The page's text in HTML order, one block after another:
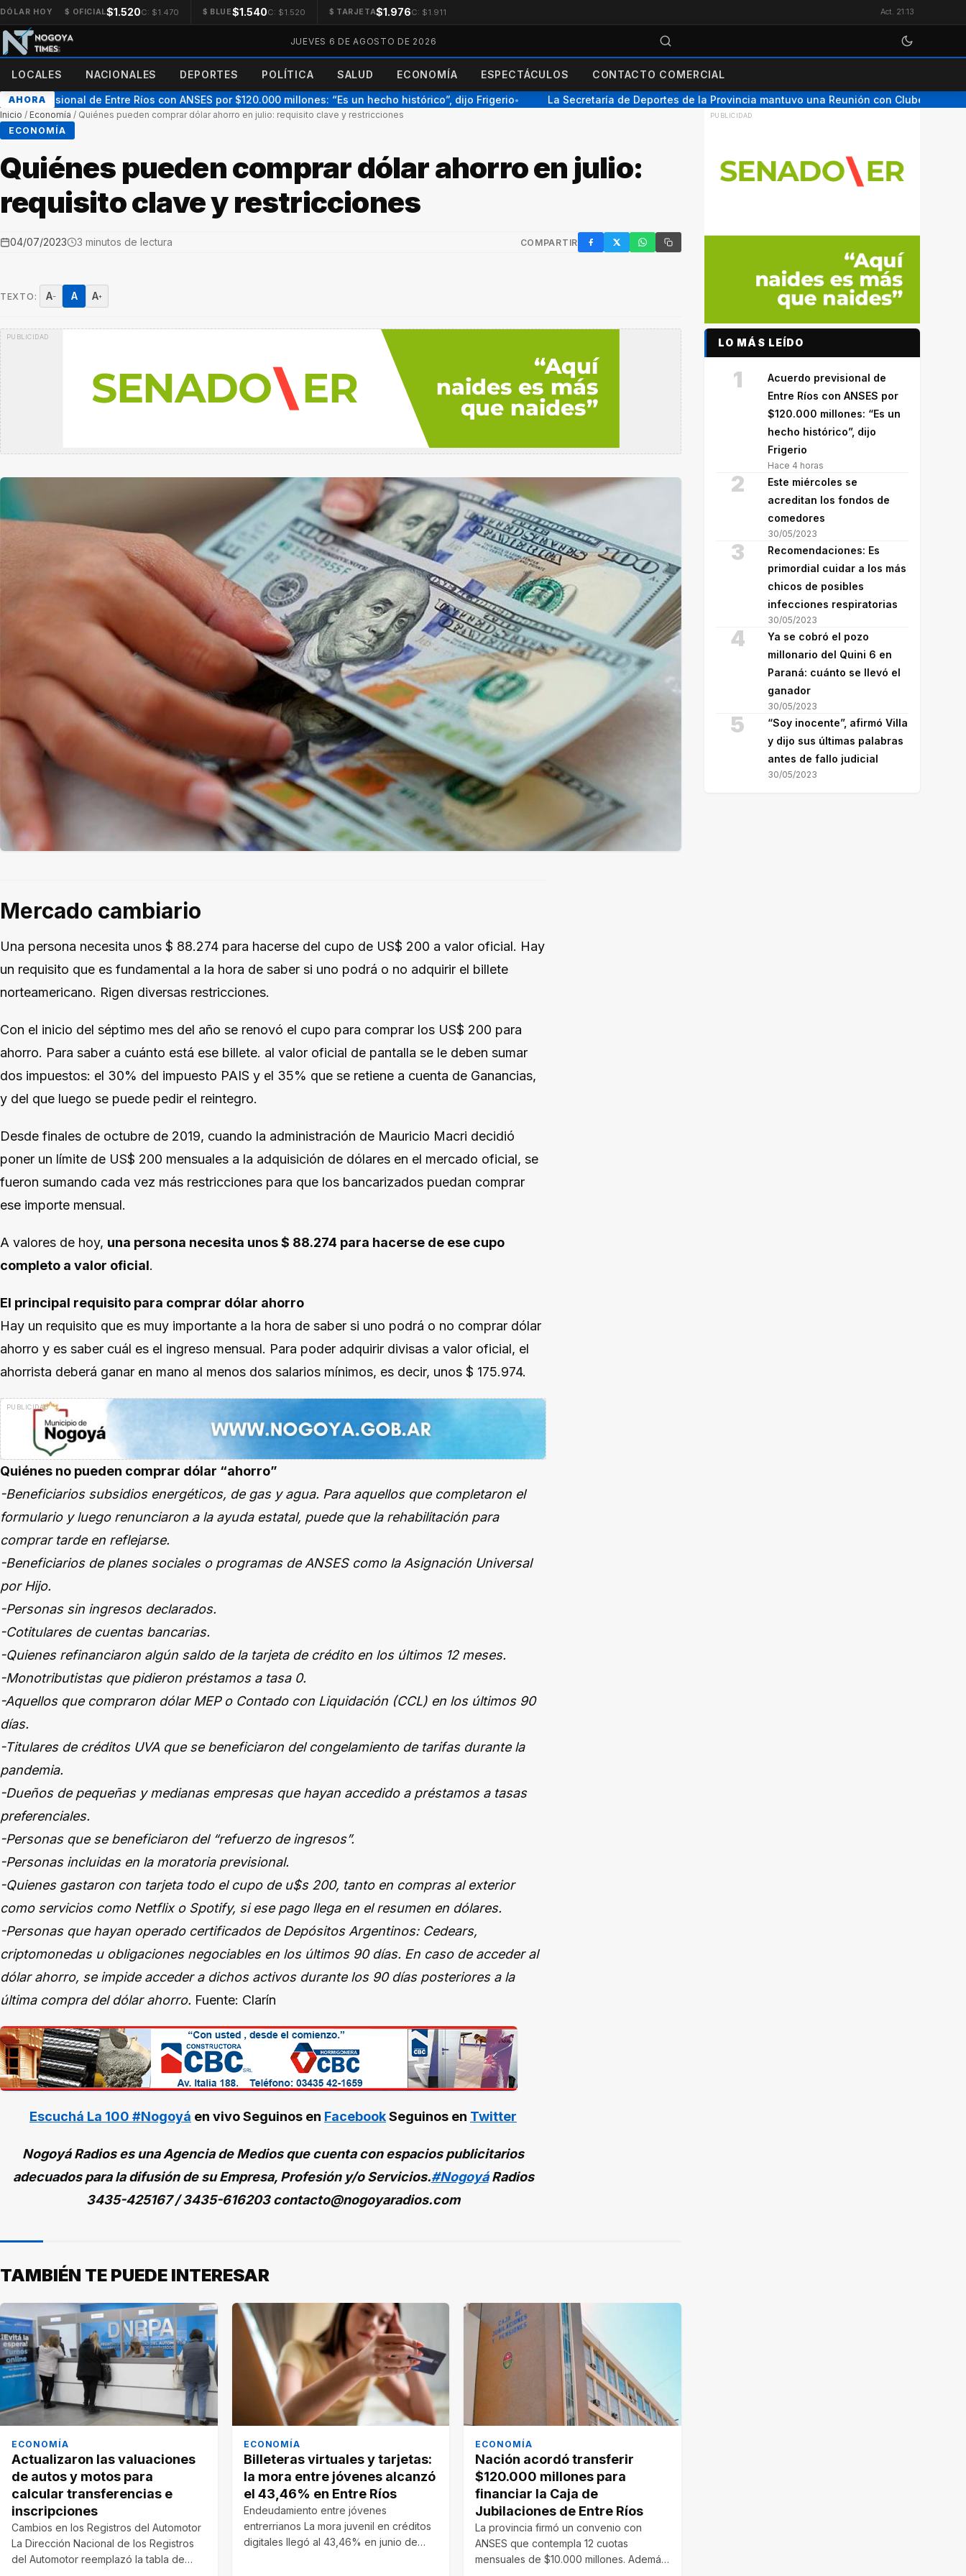
DÓLAR HOY $ OFICIAL$1.520C: $1.470 $ BLUE$1.540C: $1.520 $ TARJETA$1.976C: $1.911 Act. 21:13
JUEVES 6 DE AGOSTO DE 2026
LOCALES NACIONALES DEPORTES POLÍTICA SALUD ECONOMÍA ESPECTÁCULOS CONTACTO COMERCIAL
AHORA
previsional de Entre Ríos con ANSES por $120.000 millones: “Es un hecho histórico”, dijo Frigerio● La Secretaría de Deportes de la Provincia mantuvo una Reunión con Clubes de
Inicio / Economía / Quiénes pueden comprar dólar ahorro en julio: requisito clave y restricciones
ECONOMÍA
Quiénes pueden comprar dólar ahorro en julio:
requisito clave y restricciones
04/07/2023 3 minutos de lectura COMPARTIR
FacebookX / TwitterWhatsAppCopiar enlace
TEXTO: A− A A+
Mercado cambiario
Una persona necesita unos $ 88.274 para hacerse del cupo de US$ 200 a valor oficial. Hay
un requisito que es fundamental a la hora de saber si uno podrá o no adquirir el billete
norteamericano. Rigen diversas restricciones.
Con el inicio del séptimo mes del año se renovó el cupo para comprar los US$ 200 para
ahorro. Para saber a cuánto está ese billete. al valor oficial de pantalla se le deben sumar
dos impuestos: el 30% del impuesto PAIS y el 35% que se retiene a cuenta de Ganancias,
y del que luego se puede pedir el reintegro.
Desde finales de octubre de 2019, cuando la administración de Mauricio Macri decidió
poner un límite de US$ 200 mensuales a la adquisición de dólares en el mercado oficial, se
fueron sumando cada vez más restricciones para que los bancarizados puedan comprar
ese importe mensual.
A valores de hoy, una persona necesita unos $ 88.274 para hacerse de ese cupo
completo a valor oficial.
El principal requisito para comprar dólar ahorro
Hay un requisito que es muy importante a la hora de saber si uno podrá o no comprar dólar
ahorro y es saber cuál es el ingreso mensual. Para poder adquirir divisas a valor oficial, el
ahorrista deberá ganar en mano al menos dos salarios mínimos, es decir, unos $ 175.974.
Quiénes no pueden comprar dólar “ahorro”
-Beneficiarios subsidios energéticos, de gas y agua. Para aquellos que completaron el
formulario y luego renunciaron a la ayuda estatal, puede que la rehabilitación para
comprar tarde en reflejarse.
-Beneficiarios de planes sociales o programas de ANSES como la Asignación Universal
por Hijo.
-Personas sin ingresos declarados.
-Cotitulares de cuentas bancarias.
-Quienes refinanciaron algún saldo de la tarjeta de crédito en los últimos 12 meses.
-Monotributistas que pidieron préstamos a tasa 0.
-Aquellos que compraron dólar MEP o Contado con Liquidación (CCL) en los últimos 90
días.
-Titulares de créditos UVA que se beneficiaron del congelamiento de tarifas durante la
pandemia.
-Dueños de pequeñas y medianas empresas que hayan accedido a préstamos a tasas
preferenciales.
-Personas que se beneficiaron del “refuerzo de ingresos”.
-Personas incluidas en la moratoria previsional.
-Quienes gastaron con tarjeta todo el cupo de u$s 200, tanto en compras al exterior
como servicios como Netflix o Spotify, si ese pago llega en el resumen en dólares.
-Personas que hayan operado certificados de Depósitos Argentinos: Cedears,
criptomonedas u obligaciones negociables en los últimos 90 días. En caso de acceder al
dólar ahorro, se impide acceder a dichos activos durante los 90 días posteriores a la
última compra del dólar ahorro. Fuente: Clarín
Escuchá La 100 #Nogoyá en vivoSeguinos en FacebookSeguinos en Twitter
Nogoyá Radios es una Agencia de Medios que cuenta con espacios publicitarios
adecuados para la difusión de su Empresa, Profesión y/o Servicios.#NogoyáRadios
3435-425167 / 3435-616203 contacto@nogoyaradios.com
TAMBIÉN TE PUEDE INTERESAR
ECONOMÍA
Actualizaron las valuaciones
de autos y motos para
calcular transferencias e
inscripciones
Cambios en los Registros del Automotor
La Dirección Nacional de los Registros
del Automotor reemplazó la tabla de…
ECONOMÍA
Billeteras virtuales y tarjetas:
la mora entre jóvenes alcanzó
el 43,46% en Entre Ríos
Endeudamiento entre jóvenes
entrerrianos La mora juvenil en créditos
digitales llegó al 43,46% en junio de
ECONOMÍA
Nación acordó transferir
$120.000 millones para
financiar la Caja de
Jubilaciones de Entre Ríos
La provincia firmó un convenio con
ANSES que contempla 12 cuotas
mensuales de $10.000 millones. Además,
LO MÁS LEÍDO
1
Acuerdo previsional de
Entre Ríos con ANSES por
$120.000 millones: “Es un
hecho histórico”, dijo
Frigerio
Hace 4 horas
2
Este miércoles se
acreditan los fondos de
comedores
30/05/2023
3
Recomendaciones: Es
primordial cuidar a los más
chicos de posibles
infecciones respiratorias
30/05/2023
4
Ya se cobró el pozo
millonario del Quini 6 en
Paraná: cuánto se llevó el
ganador
30/05/2023
5
“Soy inocente”, afirmó Villa
y dijo sus últimas palabras
antes de fallo judicial
30/05/2023